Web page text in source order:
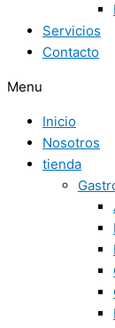
Servicios
Contacto
Menu
Inicio
Nosotros
tienda